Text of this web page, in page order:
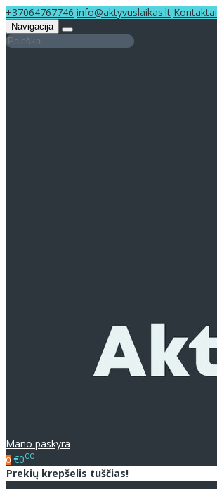
+37064767746 info@aktyvuslaikas.lt Kontaktai
Navigacija
Mano paskyra
0 €000
Prekių krepšelis tuščias!